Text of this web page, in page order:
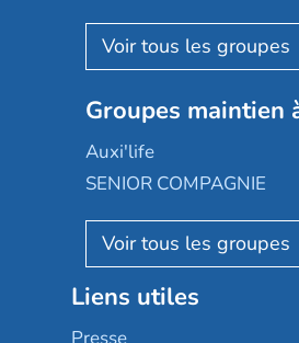
Aquarelia
Nexity edenea
Les jardins d'Arcadie
Occitalia
Appartseniors
Reseda
Stella management
Les villages d'or
Sérénys
Korian
Emera
Groupe SOS
Le Noble Âge
Almage
Résidalya
Groupe aplus
Groupes maintien
Auxi'life
SENIOR COMPAGNIE
AGE D'OR Services
Liens utiles
Presse